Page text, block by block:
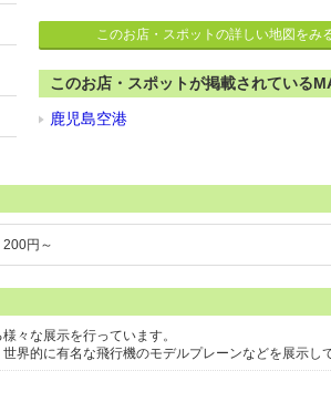
このお店・スポットの詳しい地図をみ
このお店・スポットが掲載されている
鹿児島空港
200円～
々な展示を行っています。
界的に有名な飛行機のモデルプレーンなどを展示し